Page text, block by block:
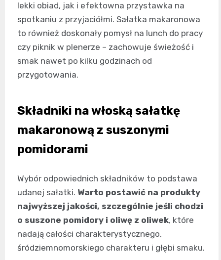
lekki obiad, jak i efektowna przystawka na
spotkaniu z przyjaciółmi. Sałatka makaronowa
to również doskonały pomysł na lunch do pracy
czy piknik w plenerze – zachowuje świeżość i
smak nawet po kilku godzinach od
przygotowania.
Składniki na włoską sałatkę
makaronową z suszonymi
pomidorami
Wybór odpowiednich składników to podstawa
udanej sałatki. Warto postawić na produkty
najwyższej jakości, szczególnie jeśli chodzi
o suszone pomidory i oliwę z oliwek, które
nadają całości charakterystycznego,
śródziemnomorskiego charakteru i głębi smaku.